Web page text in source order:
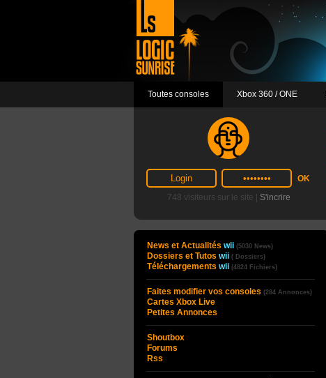
Toutes consoles Xbox 360 / ONE
748 visiteurs sur le site | S'incrire
News et Actualités wii (5030 News)
Dossiers et Tutos wii ( Dossiers)
Téléchargements wii (4824 Fichiers)
Faites modifier vos consoles (284 Annonces)
Cartes Xbox Live
Petites Annonces
Shoutbox
Forums
Rss